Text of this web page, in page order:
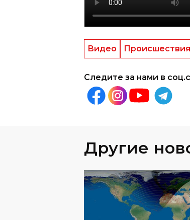
Видео Происшествия
Следите за нами в
Другие